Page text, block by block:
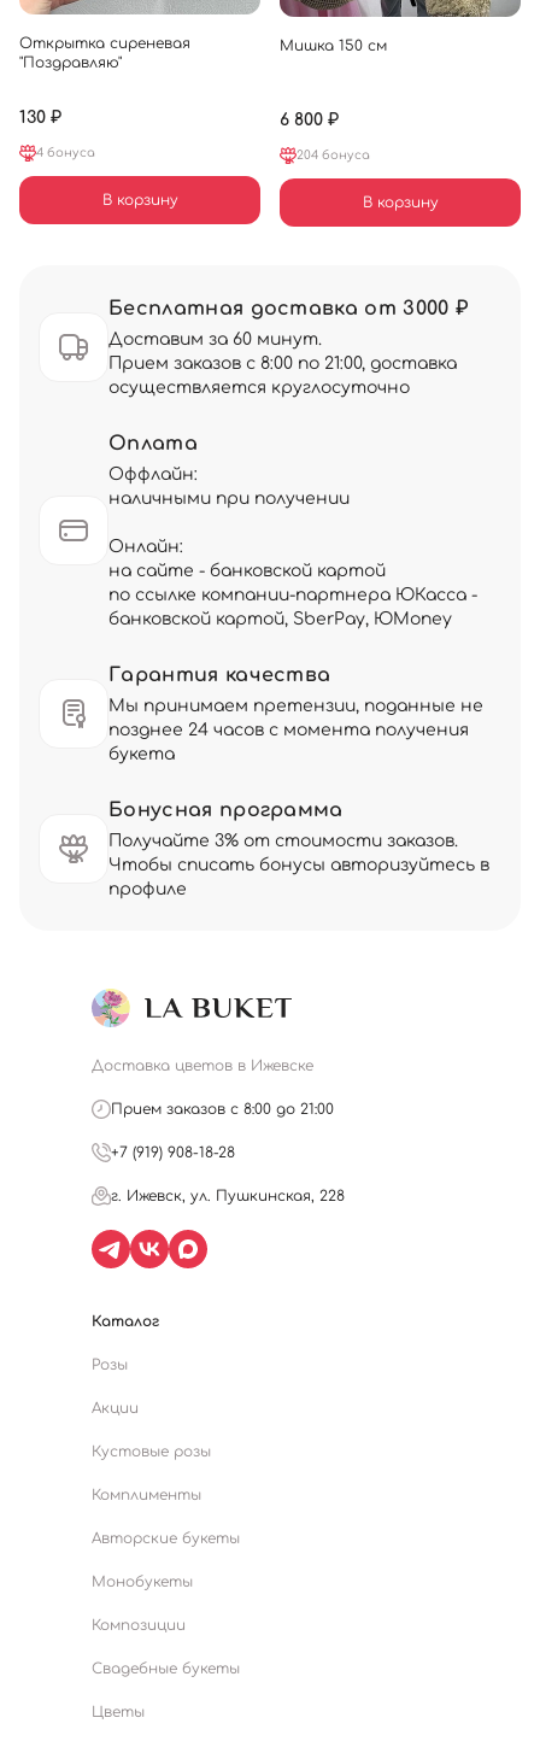
Открытка сиреневая
"Поздравляю"
130 ₽
4 бонуса
В корзину
Мишка 150 см
6 800 ₽
204 бонуса
В корзину
Бесплатная доставка от 3000 ₽
Доставим за 60 минут.
Прием заказов с 8:00 по 21:00, доставка
осуществляется круглосуточно
Оплата
Оффлайн:
наличными при получении
Онлайн:
на сайте - банковской картой
по ссылке компании-партнера ЮКасса -
банковской картой, SberPay, ЮMoney
Гарантия качества
Мы принимаем претензии, поданные не
позднее 24 часов с момента получения
букета
Бонусная программа
Получайте 3% от стоимости заказов.
Чтобы списать бонусы авторизуйтесь в
профиле
Доставка цветов в Ижевске
Прием заказов с 8:00 до 21:00
+7 (919) 908-18-28
г. Ижевск, ул. Пушкинская, 228
Каталог
Розы
Акции
Кустовые розы
Комплименты
Авторские букеты
Монобукеты
Композиции
Свадебные букеты
Цветы